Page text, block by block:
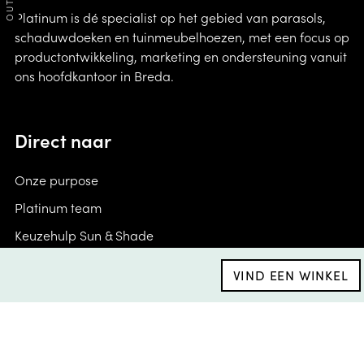
VIND EEN WINKEL
Platinum is dé specialist op het gebied van parasols,
schaduwdoeken en tuinmeubelhoezen, met een focus op
productontwikkeling, marketing en ondersteuning vanuit
ons hoofdkantoor in Breda.
Direct naar
Onze purpose
Platinum team
Keuzehulp Sun & Shade